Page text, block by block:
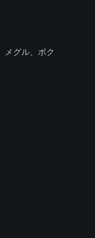
メグル、ボク